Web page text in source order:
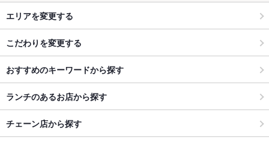
エリアを変更する
こだわりを変更する
おすすめのキーワードから探す
ランチのあるお店から探す
チェーン店から探す